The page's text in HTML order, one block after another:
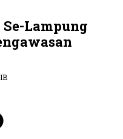
Lampung